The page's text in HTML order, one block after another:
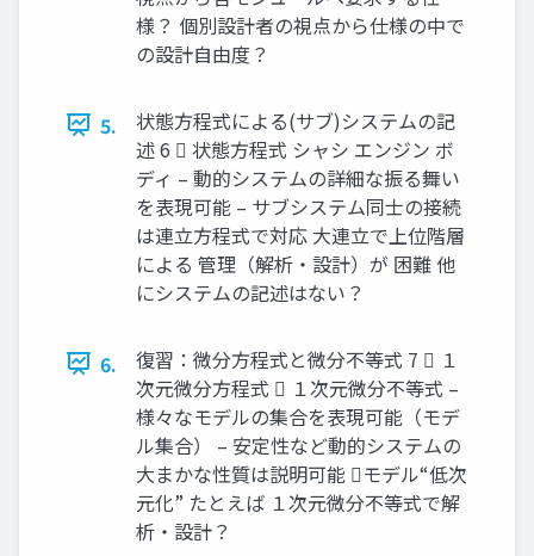
様？ 個別設計者の視点から仕様の中で
の設計自由度？
5.
状態方程式による(サブ)システムの記
述 6  状態方程式 シャシ エンジン ボ
ディ – 動的システムの詳細な振る舞い
を表現可能 – サブシステム同士の接続
は連立方程式で対応 大連立で上位階層
による 管理（解析・設計）が 困難 他
にシステムの記述はない？
6.
復習：微分方程式と微分不等式 7  １
次元微分方程式  １次元微分不等式 –
様々なモデルの集合を表現可能（モデ
ル集合） – 安定性など動的システムの
大まかな性質は説明可能 モデル“低次
元化” たとえば １次元微分不等式で解
析・設計？